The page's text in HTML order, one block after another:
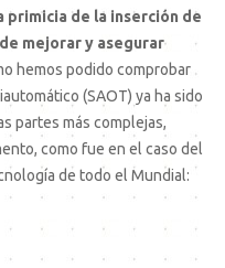
primicia de la inserción de
mejorar y asegurar
hemos podido comprobar
(SAOT) ya ha sido
partes más complejas,
como fue en el caso del
de todo el Mundial: